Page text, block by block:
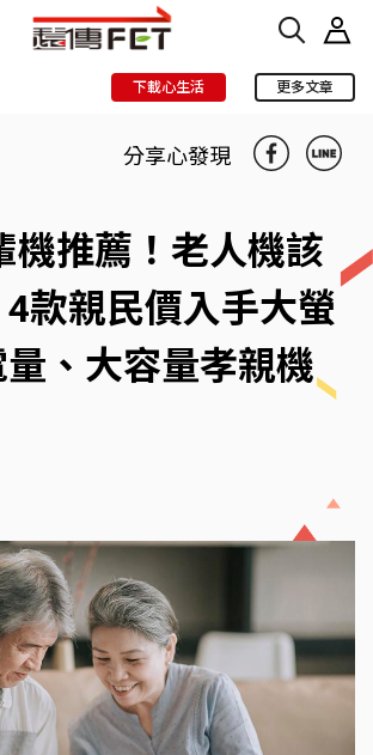
下載心生活 更多文章
分享心發現
機推薦！老人機該
款親民價入手大螢
、大容量孝親機